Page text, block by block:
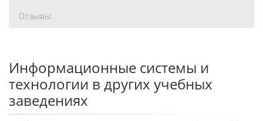
Отзывы
Информационные системы и
технологии в других учебных
заведениях